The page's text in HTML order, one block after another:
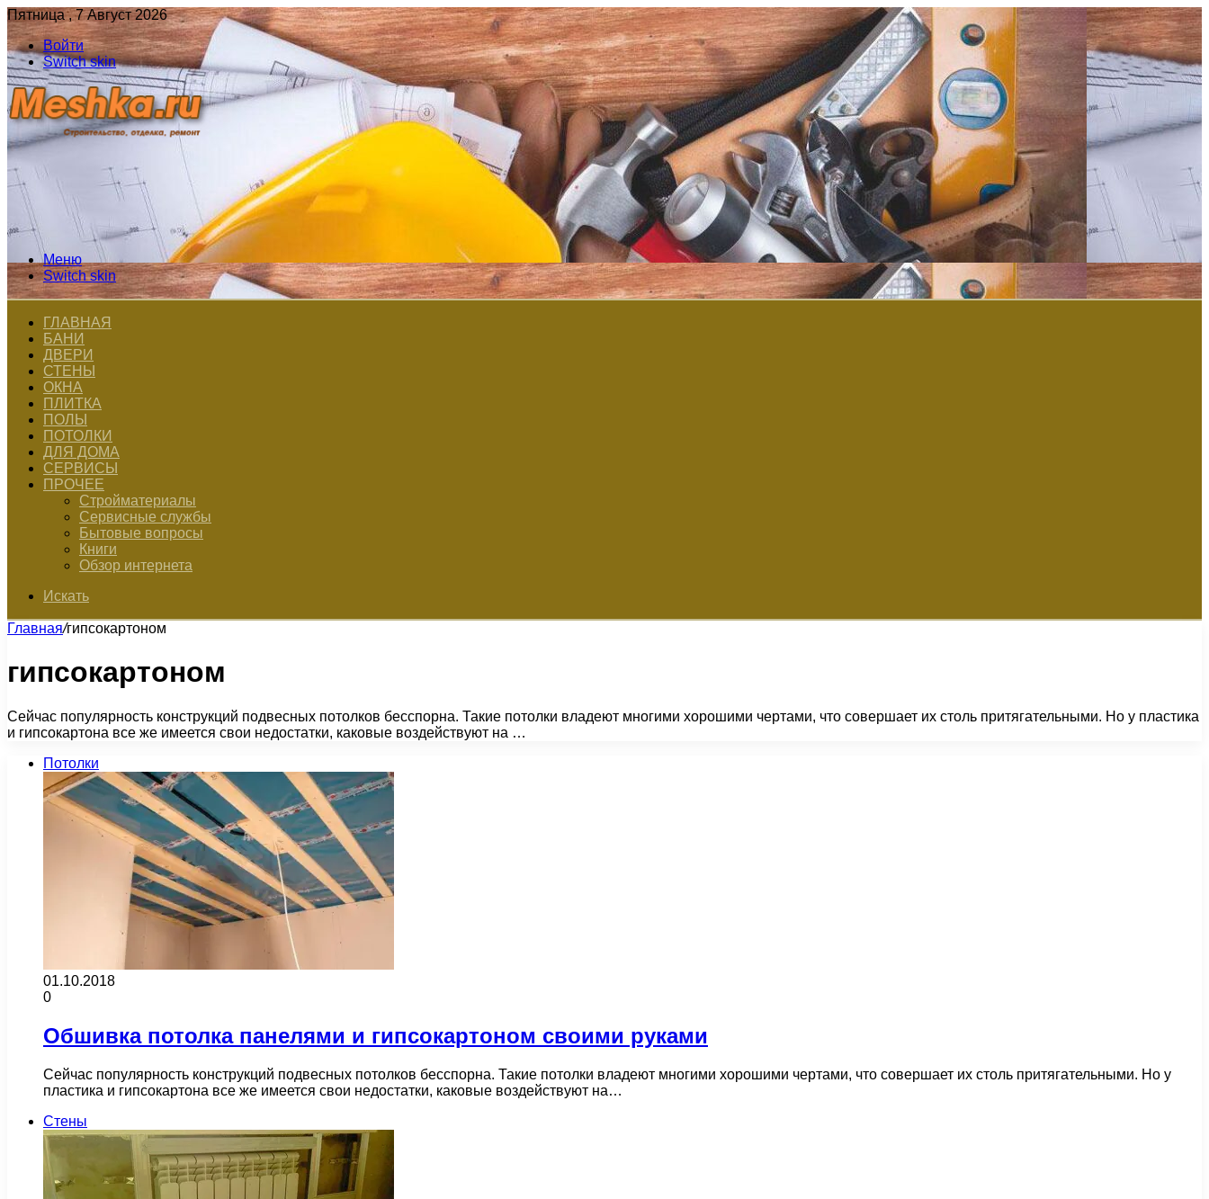
Пятница , 7 Август 2026
Войти
Switch skin
Меню
Switch skin
ГЛАВНАЯ
БАНИ
ДВЕРИ
СТЕНЫ
ОКНА
ПЛИТКА
ПОЛЫ
ПОТОЛКИ
ДЛЯ ДОМА
СЕРВИСЫ
ПРОЧЕЕ
Стройматериалы
Сервисные службы
Бытовые вопросы
Книги
Обзор интернета
Искать
Главная/гипсокартоном
гипсокартоном
Сейчас популярность конструкций подвесных потолков бесспорна. Такие потолки владеют многими хорошими чертами, что совершает их столь притягательными. Но у пластика
и гипсокартона все же имеется свои недостатки, каковые воздействуют на …
Потолки
01.10.2018
0
Обшивка потолка панелями и гипсокартоном своими руками
Сейчас популярность конструкций подвесных потолков бесспорна. Такие потолки владеют многими хорошими чертами, что совершает их столь притягательными. Но у
пластика и гипсокартона все же имеется свои недостатки, каковые воздействуют на…
Стены